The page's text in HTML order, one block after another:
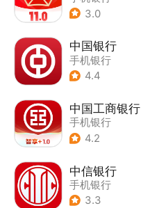
3.0
中国银行
手机银行
4.4
中国工商银行
手机银行
4.2
中信银行
手机银行
3.3